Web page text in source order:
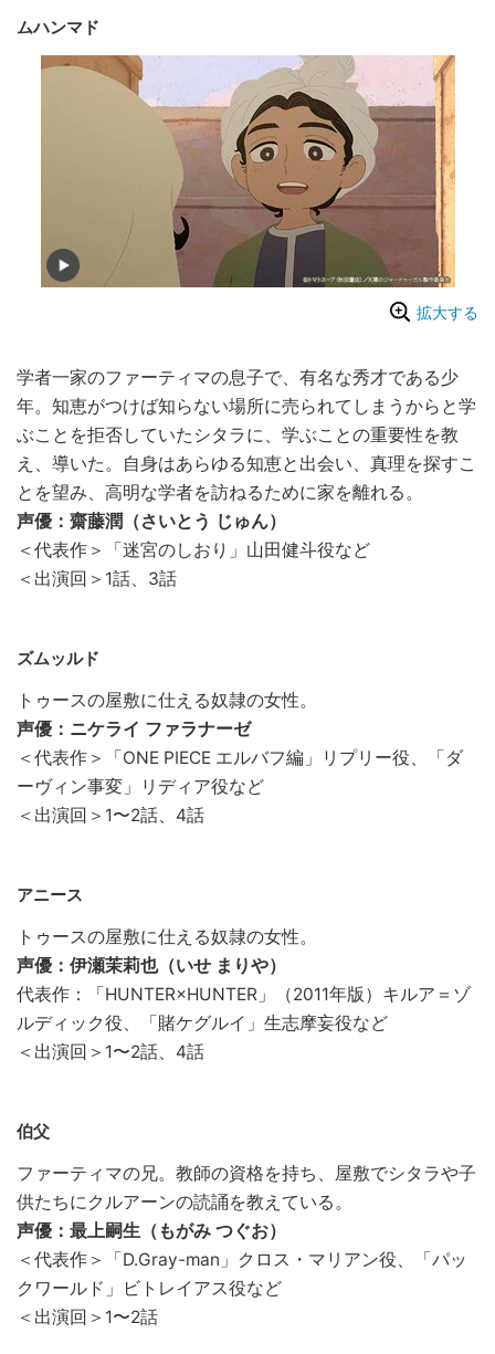
ムハンマド
拡大する
学者一家のファーティマの息子で、有名な秀才である少
年。知恵がつけば知らない場所に売られてしまうからと学
ぶことを拒否していたシタラに、学ぶことの重要性を教
え、導いた。自身はあらゆる知恵と出会い、真理を探すこ
とを望み、高明な学者を訪ねるために家を離れる。
声優：齋藤潤（さいとう じゅん）
＜代表作＞「迷宮のしおり」山田健斗役など
＜出演回＞1話、3話
ズムッルド
トゥースの屋敷に仕える奴隷の女性。
声優：ニケライ ファラナーゼ
＜代表作＞「ONE PIECE エルバフ編」リプリー役、「ダ
ーヴィン事変」リディア役など
＜出演回＞1〜2話、4話
アニース
トゥースの屋敷に仕える奴隷の女性。
声優：伊瀬茉莉也（いせ まりや）
代表作：「HUNTER×HUNTER」（2011年版）キルア＝ゾ
ルディック役、「賭ケグルイ」生志摩妄役など
＜出演回＞1〜2話、4話
伯父
ファーティマの兄。教師の資格を持ち、屋敷でシタラや子
供たちにクルアーンの読誦を教えている。
声優：最上嗣生（もがみ つぐお）
＜代表作＞「D.Gray-man」クロス・マリアン役、「パッ
クワールド」ビトレイアス役など
＜出演回＞1〜2話